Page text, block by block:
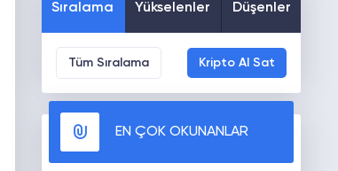
Sıralama Yükselenler Düşenler
Tüm Sıralama Kripto Al Sat
EN ÇOK OKUNANLAR